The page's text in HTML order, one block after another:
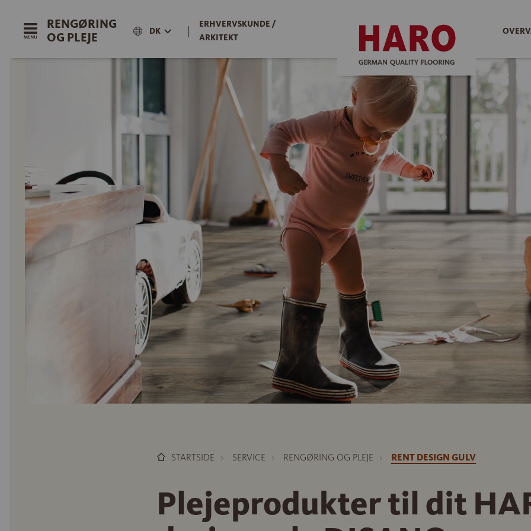
RENGØRING
OG PLEJE
DK |
ERHVERVSKUNDE /
ARKITEKT
STARTSIDE SERVICE RENGØRING OG PLEJE RENT DESIGN GULV
Plejeprodukter til dit